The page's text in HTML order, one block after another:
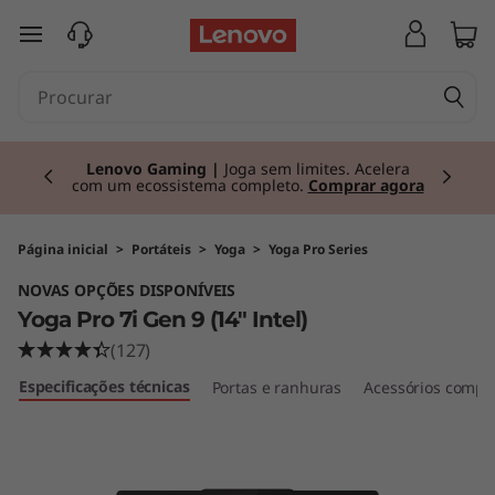
Y
o
7
saltar para o conteúdo principal
Lenovo Gaming | Joga sem limites. Acelera
com um ecossistema completo. Comprar agora
Página inicial > Portáteis > Yoga > Yoga Pro Series
NOVAS OPÇÕES DISPONÍVEIS
Yoga Pro 7i Gen 9 (14" Intel)
(127)
Especificações técnicas Portas e ranhuras Acessórios